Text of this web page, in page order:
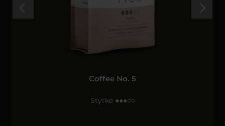
Coffee No. 5
Styrke ●●●○○